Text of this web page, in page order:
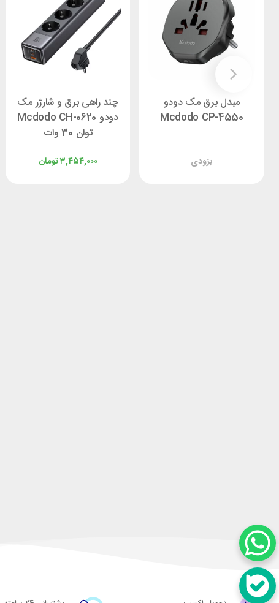
مبدل برق مک دودو
Mcdodo CP-4550
بزودی
چند راهی برق و شارژر مک
دودو Mcdodo CH-0620
توان 30 وات
تومان۳,۴۵۴,۰۰۰